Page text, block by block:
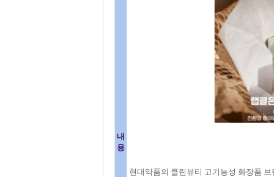
내
용
현대약품의 클린뷰티 고기능성 화장품